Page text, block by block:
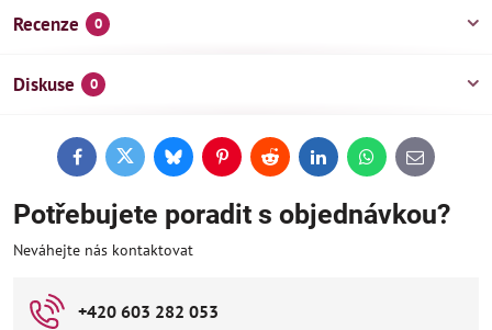
Recenze 0
Diskuse 0
FacebookTwitterBlueskyPinterestReddit LinkedInWhatsApp
E-
mail
Potřebujete poradit s objednávkou?
Neváhejte nás kontaktovat
+420 603 282 053